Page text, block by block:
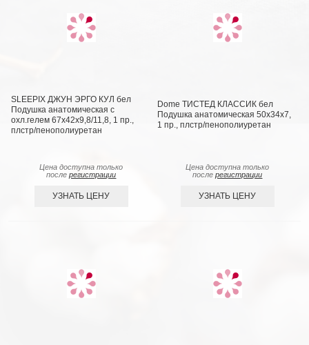
SLEEPIX ДЖУН ЭРГО КУЛ бел
Подушка анатомическая с
охл.гелем 67x42x9,8/11,8, 1 пр.,
плстр/пенополиуретан
Цена доступна только
послерегистрации
УЗНАТЬ ЦЕНУ
Dome ТИСТЕД КЛАССИК бел
Подушка анатомическая 50х34х7,
1 пр., плстр/пенополиуретан
Цена доступна только
послерегистрации
УЗНАТЬ ЦЕНУ